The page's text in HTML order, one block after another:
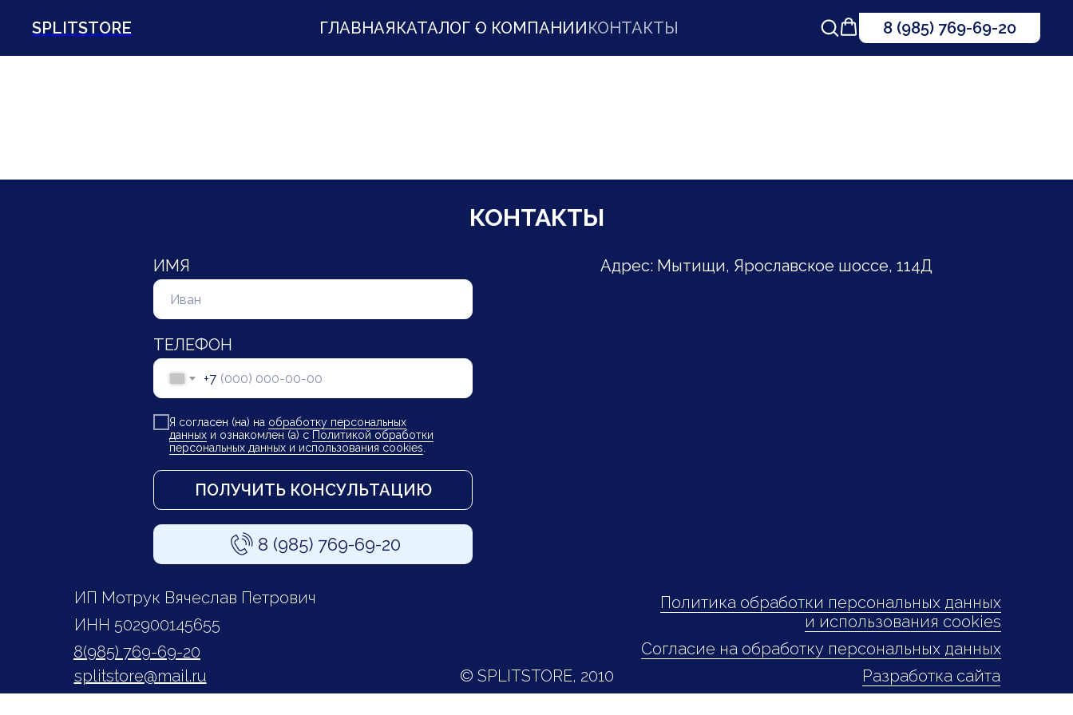
SPLITSTORE ГЛАВНАЯКАТАЛОГ О КОМПАНИИКОНТАКТЫ 8 (985) 769-69-20
Адрес: Мытищи, Ярославское шоссе, 114Д
КОНТАКТЫ
8 (985) 769-69-20
ИМЯ
ТЕЛЕФОН
+7
Я согласен (на) на обработку персональных
данных и ознакомлен (а) с Политикой обработки
персональных данных и использования cookies
ПОЛУЧИТЬ КОНСУЛЬТАЦИЮ
© SPLITSTORE, 2010
Согласие на обработку персональных данных
Политика обработки персональных данных
и использования cookies
Разработка сайта
ИП Мотрук Вячеслав Петрович
ИНН 502900145655
8(985) 769-69-20
splitstore@mail.ru